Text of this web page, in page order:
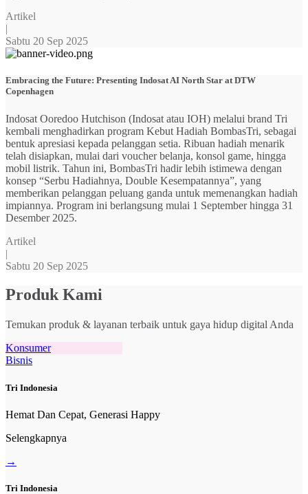
Artikel
|
Sabtu 20 Sep 2025
Embracing the Future: Presenting Indosat AI North Star at DTW
Copenhagen
Indosat Ooredoo Hutchison (Indosat atau IOH) melalui brand Tri
kembali menghadirkan program Kebut Hadiah BombasTri, sebagai
bentuk apresiasi kepada pelanggan setia. Ribuan hadiah menarik
telah disiapkan, mulai dari voucher belanja, konsol game, hingga
mobil listrik. Tahun ini, BombasTri hadir lebih istimewa dengan
konsep “Serbu Hadiahnya, Double Kesempatannya”, yang
memberikan pelanggan peluang ganda untuk memenangkan hadiah
impiannya. Program ini berlangsung mulai 1 September hingga 31
Desember 2025.
Artikel
|
Sabtu 20 Sep 2025
Produk Kami
Temukan produk & layanan terbaik untuk gaya hidup digital Anda
Konsumer
Bisnis
Tri Indonesia
Hemat Dan Cepat, Generasi Happy
Selengkapnya
→
Tri Indonesia